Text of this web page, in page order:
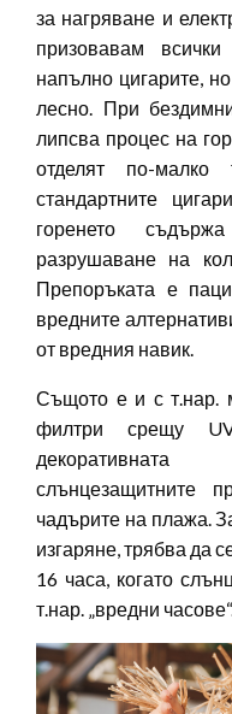
за нагряване и
призовавам
напълно цигарите,
лесно. При
липсва процес на
отделят по-
стандартните
горенето
разрушаване на
Препоръката е
вредните
от вредния навик.
Същото е и с т.нар.
филтри срещу
декоративната
слънцезащитните
чадърите на плажа.
изгаряне, трябва да
16 часа, когато
т.нар. „вредни часове“.